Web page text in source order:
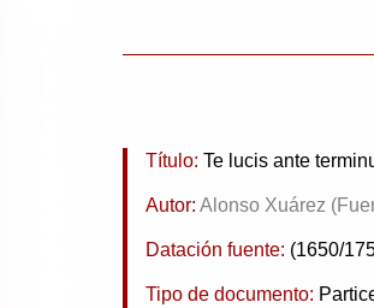
Título: Te lucis ante
Autor: Alonso Xuárez
Datación fuente: (1650/
Tipo de documento: